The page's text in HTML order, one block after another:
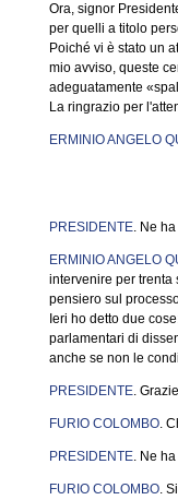
Ora, signor
per quelli a titolo
Poiché vi è stato un
mio avviso, queste
adeguatamente
La ringrazio per
ERMINIO ANGELO
PRESIDENTE. Ne
ERMINIO ANGELO
intervenire per trenta
pensiero sul
Ieri ho detto due
parlamentari di
anche se non le
PRESIDENTE.
FURIO COLOMBO.
PRESIDENTE. Ne
FURIO COLOMBO.